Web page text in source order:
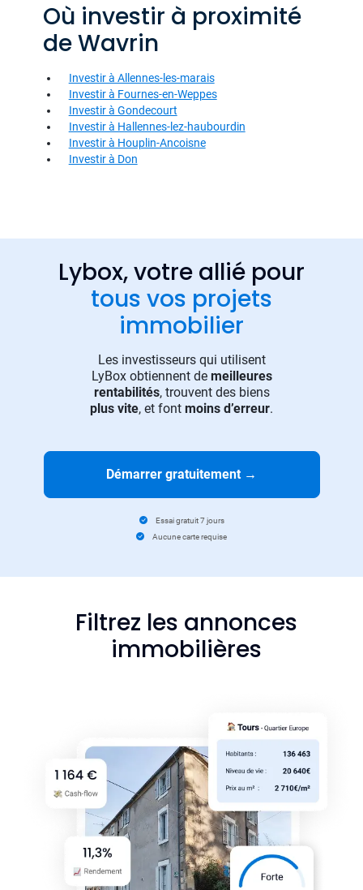
Où investir à proximité
de Wavrin
Investir à Allennes-les-marais
Investir à Fournes-en-Weppes
Investir à Gondecourt
Investir à Hallennes-lez-haubourdin
Investir à Houplin-Ancoisne
Investir à Don
Lybox, votre allié pour
tous vos projets
immobilier
Les investisseurs qui utilisent
LyBox obtiennent de meilleures
rentabilités, trouvent des biens
plus vite, et font moins d’erreur.
Démarrer gratuitement →
Essai gratuit 7 jours
Aucune carte requise
Filtrez les annonces
immobilières